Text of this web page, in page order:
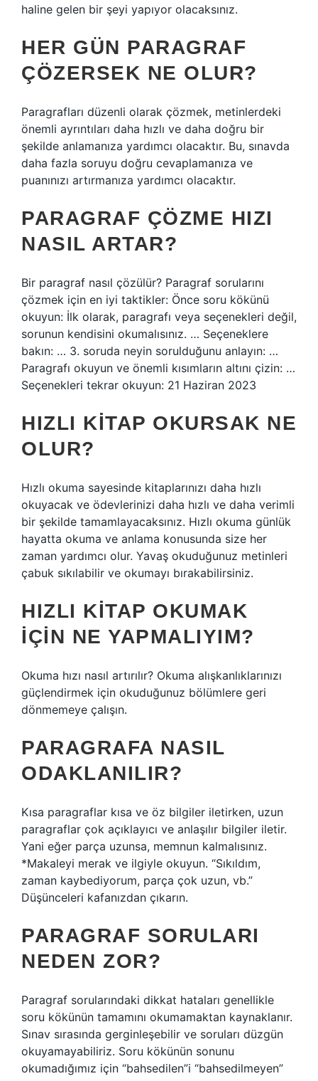
haline gelen bir şeyi yapıyor olacaksınız.
HER GÜN PARAGRAF
ÇÖZERSEK NE OLUR?
Paragrafları düzenli olarak çözmek, metinlerdeki
önemli ayrıntıları daha hızlı ve daha doğru bir
şekilde anlamanıza yardımcı olacaktır. Bu, sınavda
daha fazla soruyu doğru cevaplamanıza ve
puanınızı artırmanıza yardımcı olacaktır.
PARAGRAF ÇÖZME HIZI
NASIL ARTAR?
Bir paragraf nasıl çözülür? Paragraf sorularını
çözmek için en iyi taktikler: Önce soru kökünü
okuyun: İlk olarak, paragrafı veya seçenekleri değil,
sorunun kendisini okumalısınız. … Seçeneklere
bakın: … 3. soruda neyin sorulduğunu anlayın: …
Paragrafı okuyun ve önemli kısımların altını çizin: …
Seçenekleri tekrar okuyun: 21 Haziran 2023
HIZLI KITAP OKURSAK NE
OLUR?
Hızlı okuma sayesinde kitaplarınızı daha hızlı
okuyacak ve ödevlerinizi daha hızlı ve daha verimli
bir şekilde tamamlayacaksınız. Hızlı okuma günlük
hayatta okuma ve anlama konusunda size her
zaman yardımcı olur. Yavaş okuduğunuz metinleri
çabuk sıkılabilir ve okumayı bırakabilirsiniz.
HIZLI KITAP OKUMAK
IÇIN NE YAPMALIYIM?
Okuma hızı nasıl artırılır? Okuma alışkanlıklarınızı
güçlendirmek için okuduğunuz bölümlere geri
dönmemeye çalışın.
PARAGRAFA NASIL
ODAKLANILIR?
Kısa paragraflar kısa ve öz bilgiler iletirken, uzun
paragraflar çok açıklayıcı ve anlaşılır bilgiler iletir.
Yani eğer parça uzunsa, memnun kalmalısınız.
*Makaleyi merak ve ilgiyle okuyun. “Sıkıldım,
zaman kaybediyorum, parça çok uzun, vb.”
Düşünceleri kafanızdan çıkarın.
PARAGRAF SORULARI
NEDEN ZOR?
Paragraf sorularındaki dikkat hataları genellikle
soru kökünün tamamını okumamaktan kaynaklanır.
Sınav sırasında gerginleşebilir ve soruları düzgün
okuyamayabiliriz. Soru kökünün sonunu
okumadığımız için “bahsedilen”i “bahsedilmeyen”